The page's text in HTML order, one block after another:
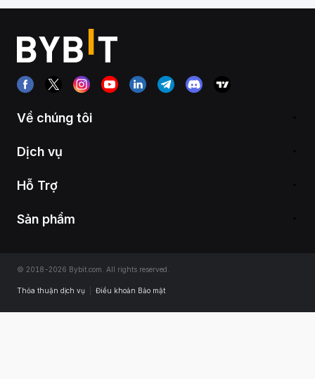
Về chúng tôi
Dịch vụ
Hỗ Trợ
Sản phẩm
© 2018-2026 Bybit.com. All rights reserved.
Thỏa thuận dịch vụ Điều khoản Bảo mật